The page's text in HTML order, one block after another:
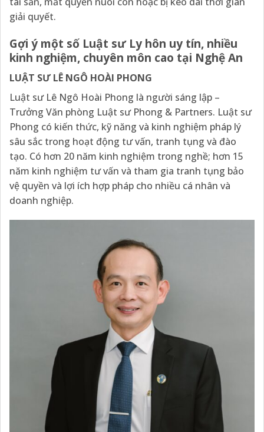
giải quyết.
Gợi ý một số Luật sư Ly hôn uy tín, nhiều
kinh nghiệm, chuyên môn cao tại Nghệ An
LUẬT SƯ LÊ NGÔ HOÀI PHONG
Luật sư Lê Ngô Hoài Phong là người sáng lập –
Trưởng Văn phòng Luật sư Phong & Partners. Luật sư
Phong có kiến thức, kỹ năng và kinh nghiệm pháp lý
sâu sắc trong hoạt động tư vấn, tranh tụng và đào
tạo. Có hơn 20 năm kinh nghiệm trong nghề; hơn 15
năm kinh nghiệm tư vấn và tham gia tranh tụng bảo
vệ quyền và lợi ích hợp pháp cho nhiều cá nhân và
doanh nghiệp.